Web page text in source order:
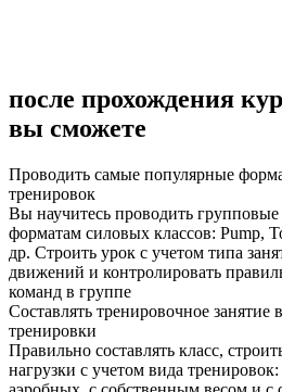
после прохождения
вы сможете
Проводить самые популярные
тренировок
Вы научитесь проводить
форматам силовых классов: Pump,
др. Строить урок с учетом типа
движений и контролировать
команд в группе
Составлять тренировочное занятие
тренировки
Правильно составлять класс,
нагрузки с учетом вида тренировок: